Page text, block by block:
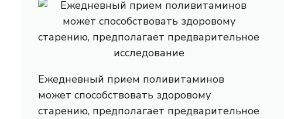
Ежедневный прием поливитаминов
может способствовать здоровому
старению, предполагает предварительное